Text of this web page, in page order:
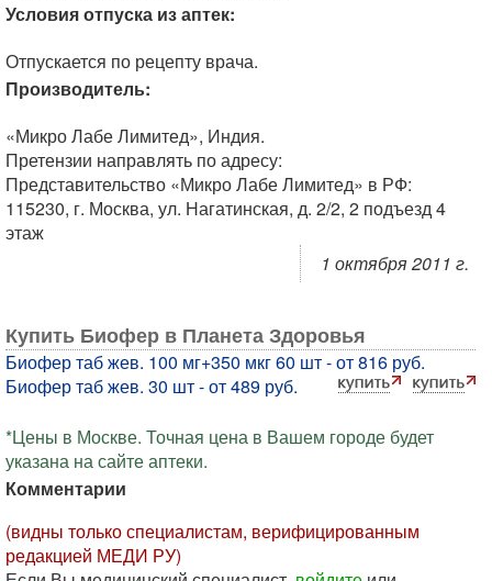
Условия отпуска из аптек:
Отпускается по рецепту врача.
Производитель:
«Микро Лабе Лимитед», Индия.
Претензии направлять по адресу:
Представительство «Микро Лабе Лимитед» в РФ:
115230, г. Москва, ул. Нагатинская, д. 2/2, 2 подъезд 4
этаж
1 октября 2011 г.
Купить Биофер в Планета Здоровья
Биофер таб жев. 100 мг+350 мкг 60 шт - от 816 руб.
Биофер таб жев. 30 шт - от 489 руб.
*Цены в Москве. Точная цена в Вашем городе будет
указана на сайте аптеки.
Комментарии
(видны только специалистам, верифицированным
редакцией МЕДИ РУ)